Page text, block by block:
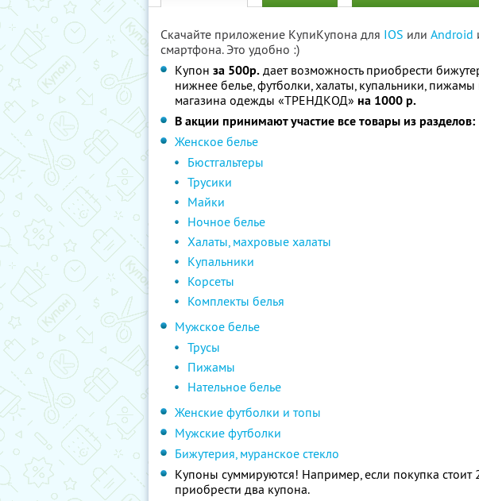
Скачайте приложение КупиКупона для IOS или Android
смартфона. Это удобно :)
Купон за 500р. дает возможность приобрести
нижнее белье, футболки, халаты, купальники,
магазина одежды «ТРЕНДКОД» на 1000 р.
В акции принимают участие все товары из разделов:
Женское белье
Бюстгальтеры
Трусики
Майки
Ночное белье
Халаты, махровые халаты
Купальники
Корсеты
Комплекты белья
Мужское белье
Трусы
Пижамы
Нательное белье
Женские футболки и топы
Мужские футболки
Бижутерия, муранское стекло
Купоны суммируются! Например, если покупка стоит
приобрести два купона.